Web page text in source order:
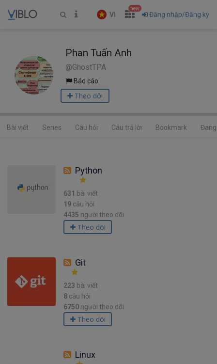
VI
new
Đăng nhập/Đăng ký
Phan Tuấn Anh
@GhostTPA
Báo cáo
Theo dõi
Bài viết Series Câu hỏi Câu trả lời Bookmark
Python
631 bài viết
19 câu hỏi
4435 người theo dõi
Theo dõi
Git
223 bài viết
8 câu hỏi
6750 người theo dõi
Theo dõi
Linux